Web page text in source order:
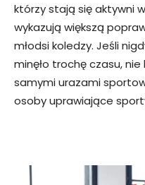
którzy stają się aktywni
wykazują większą
młodsi koledzy. Jeśli
minęło trochę czasu,
samymi urazami
osoby uprawiające